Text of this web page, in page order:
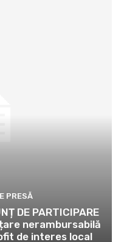
PRESĂ
DE PARTICIPARE
nerambursabilă
de interes local